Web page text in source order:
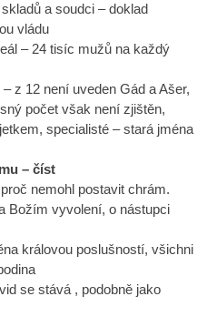
a soudci – doklad
vládu
– 24 tisíc mužů na každý
z 12 není uveden Gád a Ašer,
počet však není zjištěn,
specialisté – stará jména
– číst
nemohl postavit chrám.
Božím vyvolení, o nástupci
královou poslušností, všichni
se stává , podobně jako